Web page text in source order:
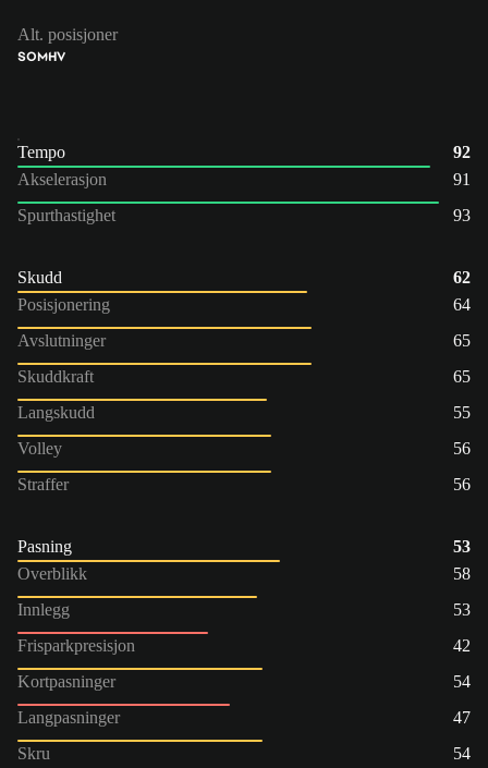
Alt. posisjoner
SOMHV
Tempo
92
Akselerasjon
91
Spurthastighet
93
Skudd
62
Posisjonering
64
Avslutninger
65
Skuddkraft
65
Langskudd
55
Volley
56
Straffer
56
Pasning
53
Overblikk
58
Innlegg
53
Frisparkpresisjon
42
Kortpasninger
54
Langpasninger
47
Skru
54